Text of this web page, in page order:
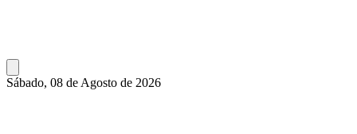
Sábado, 08 de Agosto de 2026